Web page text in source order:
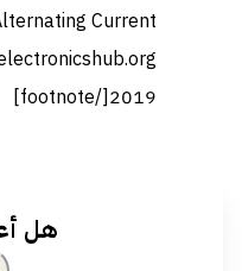
Current??
2019[/footnote]
هل